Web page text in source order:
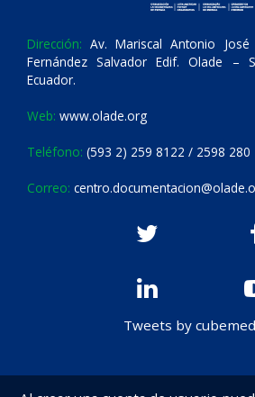
Dirección: Av. Mariscal Antonio
Fernández Salvador Edif. Olade –
Ecuador.
Web: www.olade.org
Teléfono: (593 2) 259 8122 / 2598 280
Correo:
Tweets by